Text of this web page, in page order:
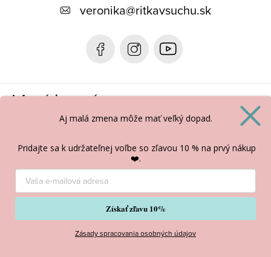
veronika@ritkavsuchu.sk
Informácie pre vás
Vytvoril Shoptet
Copyright 2026Ritka v suchu. Všetky práva vyhradené.
Aj malá zmena môže mať veľký dopad.
Pridajte sa k udržateľnej voľbe so zľavou 10 % na prvý nákup
❤️.
Získať zľavu 10%
Zásady spracovania osobných údajov